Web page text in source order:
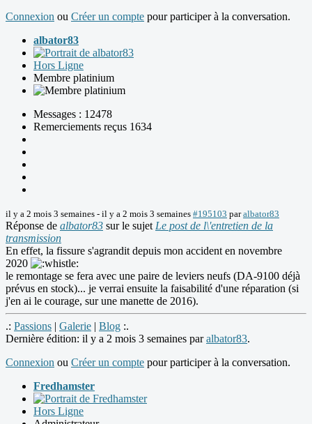
Connexion ou Créer un compte pour participer à la conversation.
albator83
Hors Ligne
Membre platinium
Messages : 12478
Remerciements reçus 1634
il y a 2 mois 3 semaines - il y a 2 mois 3 semaines #195103 paralbator83
Réponse de albator83 sur le sujet Le post de l\'entretien de la
transmission
En effet, la fissure s'agrandit depuis mon accident en novembre
2020
le remontage se fera avec une paire de leviers neufs (DA-9100 déjà
prévus en stock)... je verrai ensuite la faisabilité d'une réparation (si
j'en ai le courage, sur une manette de 2016).
.: Passions | Galerie | Blog :.
Dernière édition: il y a 2 mois 3 semaines paralbator83.
Connexion ou Créer un compte pour participer à la conversation.
Fredhamster
Hors Ligne